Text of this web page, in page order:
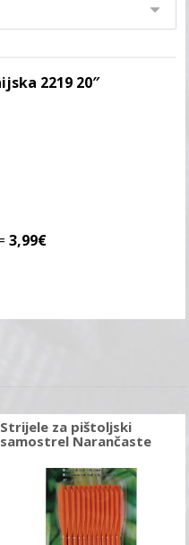
2219 20″
3,99€
Strijele za pištoljski
samostrel Narančaste